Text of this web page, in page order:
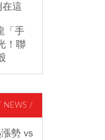
這
「手
！聯
NEWS /
勢 vs